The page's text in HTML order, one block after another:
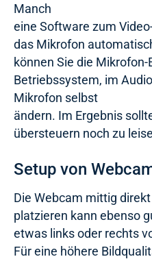
Manch
eine Software zum
das Mikrofon
können Sie die
Betriebssystem, im
Mikrofon selbst
ändern. Im Ergebnis
übersteuern noch zu
Setup von
Die Webcam mittig
platzieren kann ebenso
etwas links oder rechts
Für eine höhere